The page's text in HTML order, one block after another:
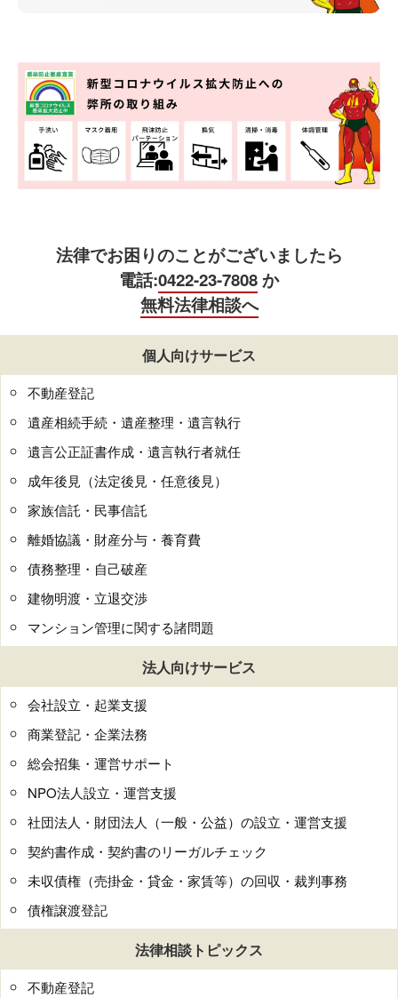
法律でお困りのことがございましたら
電話:0422-23-7808か
無料法律相談へ
個人向けサービス
不動産登記
遺産相続手続・遺産整理・遺言執行
遺言公正証書作成・遺言執行者就任
成年後見（法定後見・任意後見）
家族信託・民事信託
離婚協議・財産分与・養育費
債務整理・自己破産
建物明渡・立退交渉
マンション管理に関する諸問題
法人向けサービス
会社設立・起業支援
商業登記・企業法務
総会招集・運営サポート
NPO法人設立・運営支援
社団法人・財団法人（一般・公益）の設立・運営支援
契約書作成・契約書のリーガルチェック
未収債権（売掛金・貸金・家賃等）の回収・裁判事務
債権譲渡登記
法律相談トピックス
不動産登記